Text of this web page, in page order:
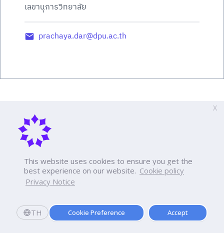
This website uses cookies to ensure you get the
best experience on our website. Cookie policy
Privacy Notice
TH Cookie Preference Accept
X
เลขานุการวิทยาลัย
prachaya.dar@dpu.ac.th